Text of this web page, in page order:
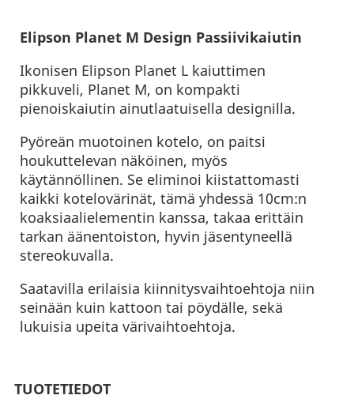
Elipson Planet M Design Passiivikaiutin
Ikonisen Elipson Planet L kaiuttimen
pikkuveli, Planet M, on kompakti
pienoiskaiutin ainutlaatuisella designilla.
Pyöreän muotoinen kotelo, on paitsi
houkuttelevan näköinen, myös
käytännöllinen. Se eliminoi kiistattomasti
kaikki kotelovärinät, tämä yhdessä 10cm:n
koaksiaalielementin kanssa, takaa erittäin
tarkan äänentoiston, hyvin jäsentyneellä
stereokuvalla.
Saatavilla erilaisia kiinnitysvaihtoehtoja niin
seinään kuin kattoon tai pöydälle, sekä
lukuisia upeita värivaihtoehtoja.
TUOTETIEDOT